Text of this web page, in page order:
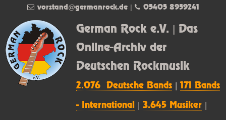
German Rock e.V. | Das
Online-Archiv der
Deutschen Rockmusik
2.076 Deutsche Bands |171 Bands
- International |3.645 Musiker
vorstand@germanrock.de| 05405 8959241